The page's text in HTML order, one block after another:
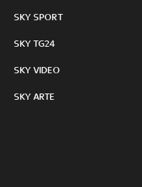
SKY SPORT
SKY TG24
SKY VIDEO
SKY ARTE